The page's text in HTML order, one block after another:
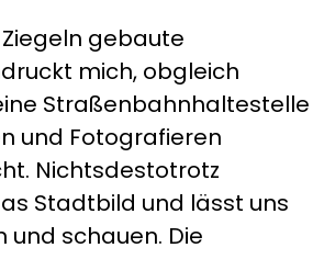
gebaute
mich, obgleich
Straßenbahnhaltestelle
und Fotografieren
Nichtsdestotrotz
Stadtbild und lässt uns
und schauen. Die